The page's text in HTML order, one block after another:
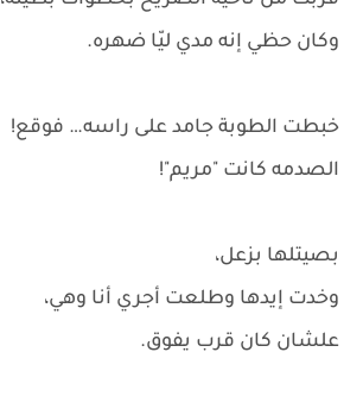
وكان حظي إنه مدي ليّا ضهره.
خبطت الطوبة جامد على راسه… فوقع!
الصدمه كانت "مريم"!
بصيتلها بزعل،
وخدت إيدها وطلعت أجري أنا وهي،
علشان كان قرب يفوق.